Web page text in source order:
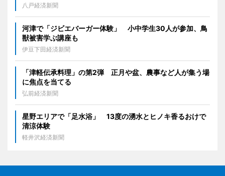
八戸経済新聞
河津で「ジビエバーガー体験」 小中学生30人が参加、鳥
獣被害学ぶ講座も
伊豆下田経済新聞
「津軽伝承料理」の第2弾 正月や盆、農事など人が集う場
に焦点を当てる
弘前経済新聞
星野エリアで「足水浴」 13度の湧水とヒノキ香るおけで
清涼体験
軽井沢経済新聞